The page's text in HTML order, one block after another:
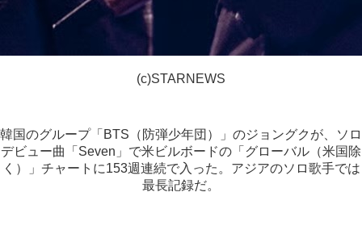
(c)STARNEWS
韓国のグループ「BTS（防弾少年団）」のジョングクが、ソロ
デビュー曲「Seven」で米ビルボードの「グローバル（米国除
く）」チャートに153週連続で入った。アジアのソロ歌手では
最長記録だ。